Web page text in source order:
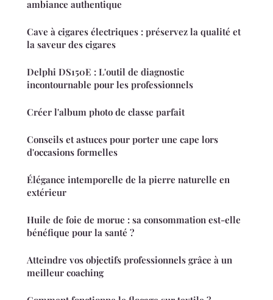
ambiance authentique
Cave à cigares électriques : préservez la qualité et
la saveur des cigares
Delphi DS150E : L'outil de diagnostic
incontournable pour les professionnels
Créer l'album photo de classe parfait
Conseils et astuces pour porter une cape lors
d'occasions formelles
Élégance intemporelle de la pierre naturelle en
extérieur
Huile de foie de morue : sa consommation est-elle
bénéfique pour la santé ?
Atteindre vos objectifs professionnels grâce à un
meilleur coaching